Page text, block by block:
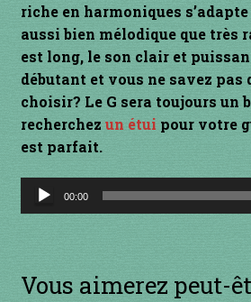
Newsletter
Panier
par prix
11 à 20€
riche en harmoniques
aussi bien mélodique que très
est long, le son clair et
débutant et vous ne savez
choisir? Le G sera toujours un
recherchez un étui pour votre
est parfait.
Lecteur
audio
00:00
Vous aimerez peut-